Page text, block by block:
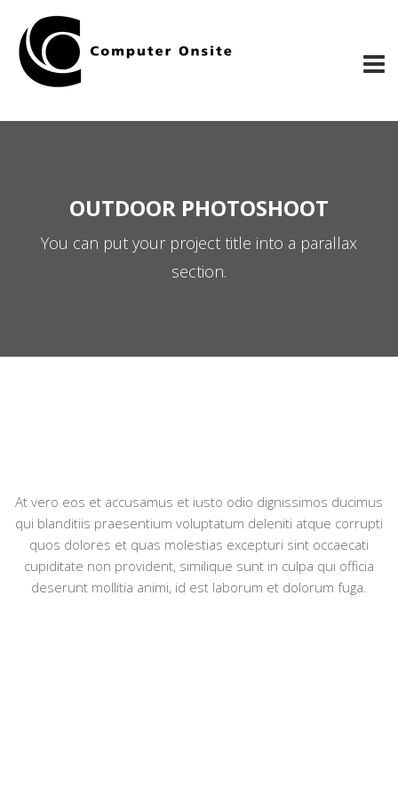
OUTDOOR PHOTOSHOOT
You can put your project title into a parallax
section.
At vero eos et accusamus et iusto odio dignissimos ducimus
qui blanditiis praesentium voluptatum deleniti atque corrupti
quos dolores et quas molestias excepturi sint occaecati
cupiditate non provident, similique sunt in culpa qui officia
deserunt mollitia animi, id est laborum et dolorum fuga.